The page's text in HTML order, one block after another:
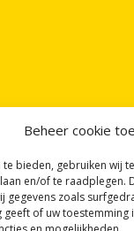
Beheer cookie
bieden, gebruiken wij
en/of te raadplegen.
gegevens zoals
geeft of uw